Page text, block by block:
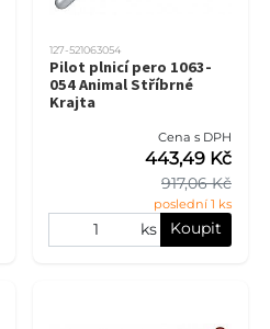
127-521063054
Pilot plnicí pero 1063-
054 Animal Stříbrné
Krajta
Cena s DPH
917,06 Kč
443,49 Kč
poslední 1 ks
ks Koupit